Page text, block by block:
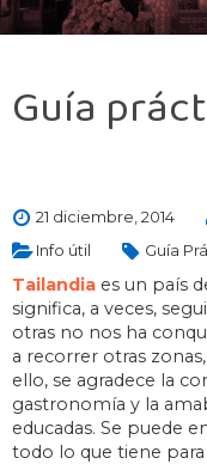
Guía
21 diciembre, 2014
Info útil
Guía
Tailandia es un país
significa, a veces,
otras no nos ha
a recorrer otras
ello, se agradece la
gastronomía y la
educadas. Se puede
todo lo que tiene